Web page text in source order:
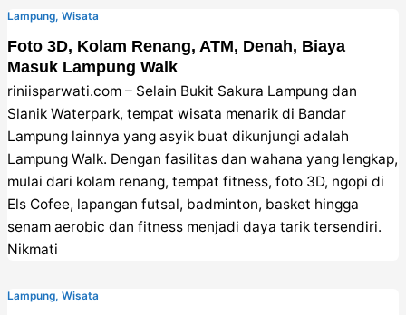
Lampung,Wisata
Foto 3D, Kolam Renang, ATM, Denah, Biaya
Masuk Lampung Walk
riniisparwati.com – Selain Bukit Sakura Lampung dan
Slanik Waterpark, tempat wisata menarik di Bandar
Lampung lainnya yang asyik buat dikunjungi adalah
Lampung Walk. Dengan fasilitas dan wahana yang lengkap,
mulai dari kolam renang, tempat fitness, foto 3D, ngopi di
Els Cofee, lapangan futsal, badminton, basket hingga
senam aerobic dan fitness menjadi daya tarik tersendiri.
Nikmati
Lampung,Wisata